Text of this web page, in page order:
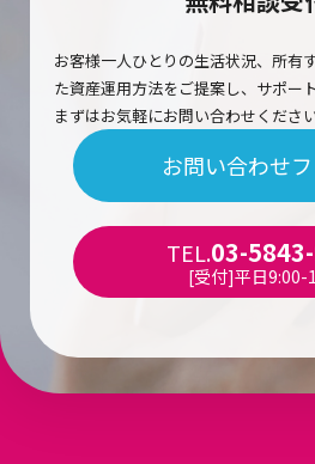
お客様一人ひとりの生活状況、所有
た資産運用方法をご提案し、サポート
まずはお気軽にお問い合わせください
お問い合わせ
TEL.03-
[受付]平日9:00-